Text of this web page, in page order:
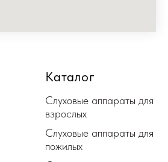
Каталог
Слуховые аппараты для
взрослых
Слуховые аппараты для
пожилых